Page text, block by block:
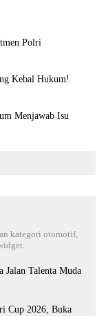
Polri
Kebal Hukum!
Menjawab Isu
kategori otomotif,
Cup 2026, Buka